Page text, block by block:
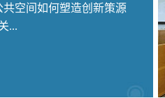
空间如何塑造创新策源
...